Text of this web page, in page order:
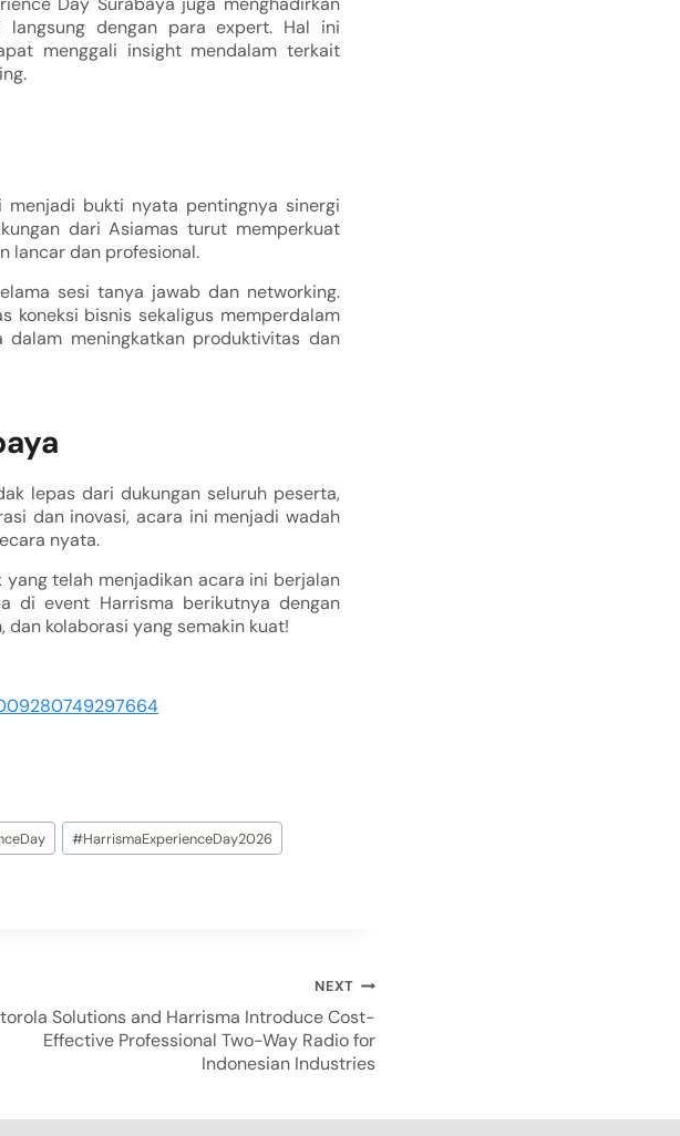
langsung dengan para expert. Hal ini
menggali insight mendalam terkait
bukti nyata pentingnya sinergi
dari Asiamas turut memperkuat
lancar dan profesional.
sesi tanya jawab dan networking.
koneksi bisnis sekaligus memperdalam
dalam meningkatkan produktivitas dan
lepas dari dukungan seluruh peserta,
dan inovasi, acara ini menjadi wadah
nyata.
telah menjadikan acara ini berjalan
di event Harrisma berikutnya dengan
kolaborasi yang semakin kuat!
#HarrismaExperienceDay2026
NEXT
Solutions and Harrisma Introduce Cost-
Effective Professional Two-Way Radio for
Indonesian Industries